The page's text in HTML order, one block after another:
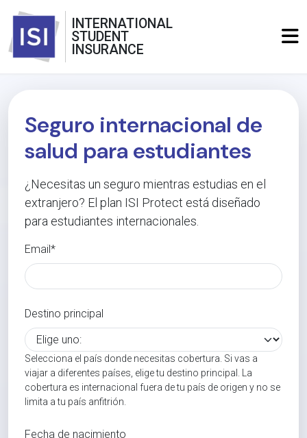
INTERNATIONAL
STUDENT
INSURANCE
Seguro internacional de
salud para estudiantes
¿Necesitas un seguro mientras estudias en el
extranjero? El plan ISI Protect está diseñado
para estudiantes internacionales.
Email*
Destino principal
Selecciona el país donde necesitas cobertura. Si vas a
viajar a diferentes países, elige tu destino principal. La
cobertura es internacional fuera de tu país de origen y no se
limita a tu país anfitrión.
Fecha de nacimiento